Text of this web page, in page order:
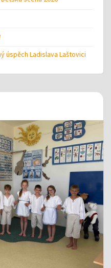
úspěch Ladislava Laštovici